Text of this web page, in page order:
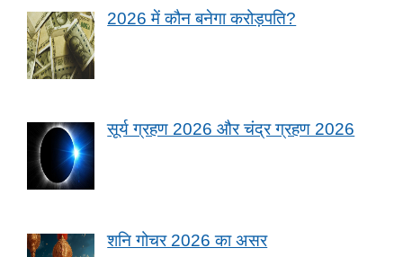
2026 में कौन बनेगा करोड़पति?
सूर्य ग्रहण 2026 और चंद्र ग्रहण 2026
शनि गोचर 2026 का असर